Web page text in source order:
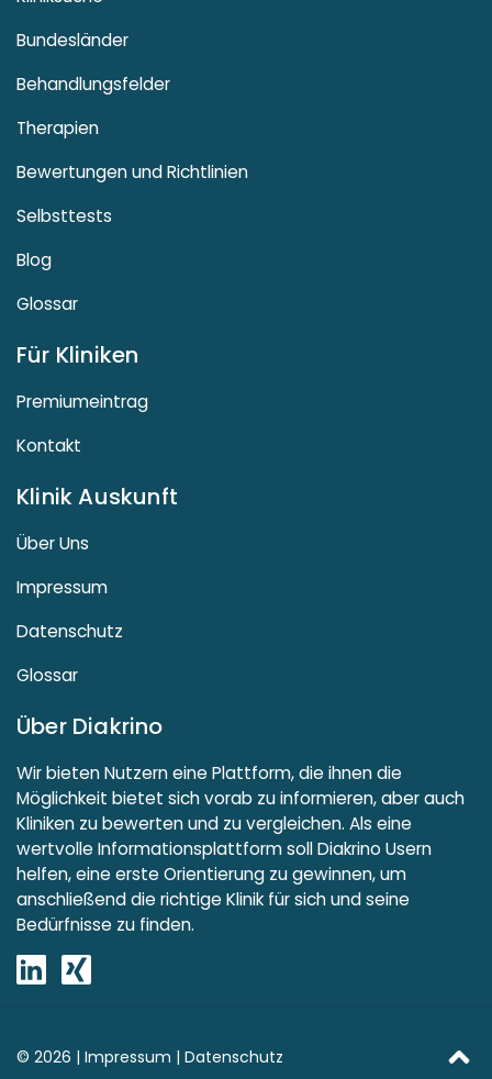
Bundesländer
Behandlungsfelder
Therapien
Bewertungen und Richtlinien
Selbsttests
Blog
Glossar
Für Kliniken
Premiumeintrag
Kontakt
Klinik Auskunft
Über Uns
Impressum
Datenschutz
Glossar
Über Diakrino
Wir bieten Nutzern eine Plattform, die ihnen die
Möglichkeit bietet sich vorab zu informieren, aber auch
Kliniken zu bewerten und zu vergleichen. Als eine
wertvolle Informationsplattform soll Diakrino Usern
helfen, eine erste Orientierung zu gewinnen, um
anschließend die richtige Klinik für sich und seine
Bedürfnisse zu finden.
© 2026 | Impressum | Datenschutz